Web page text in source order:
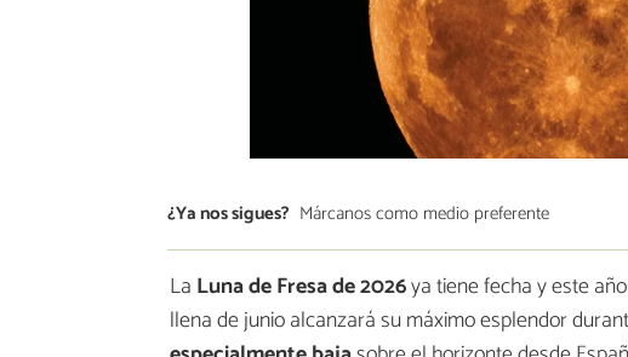
¿Ya nos sigues? Márcanos como medio preferente
La Luna de Fresa de 2026ya tiene fecha y este
llena de junio alcanzará su máximo esplendor